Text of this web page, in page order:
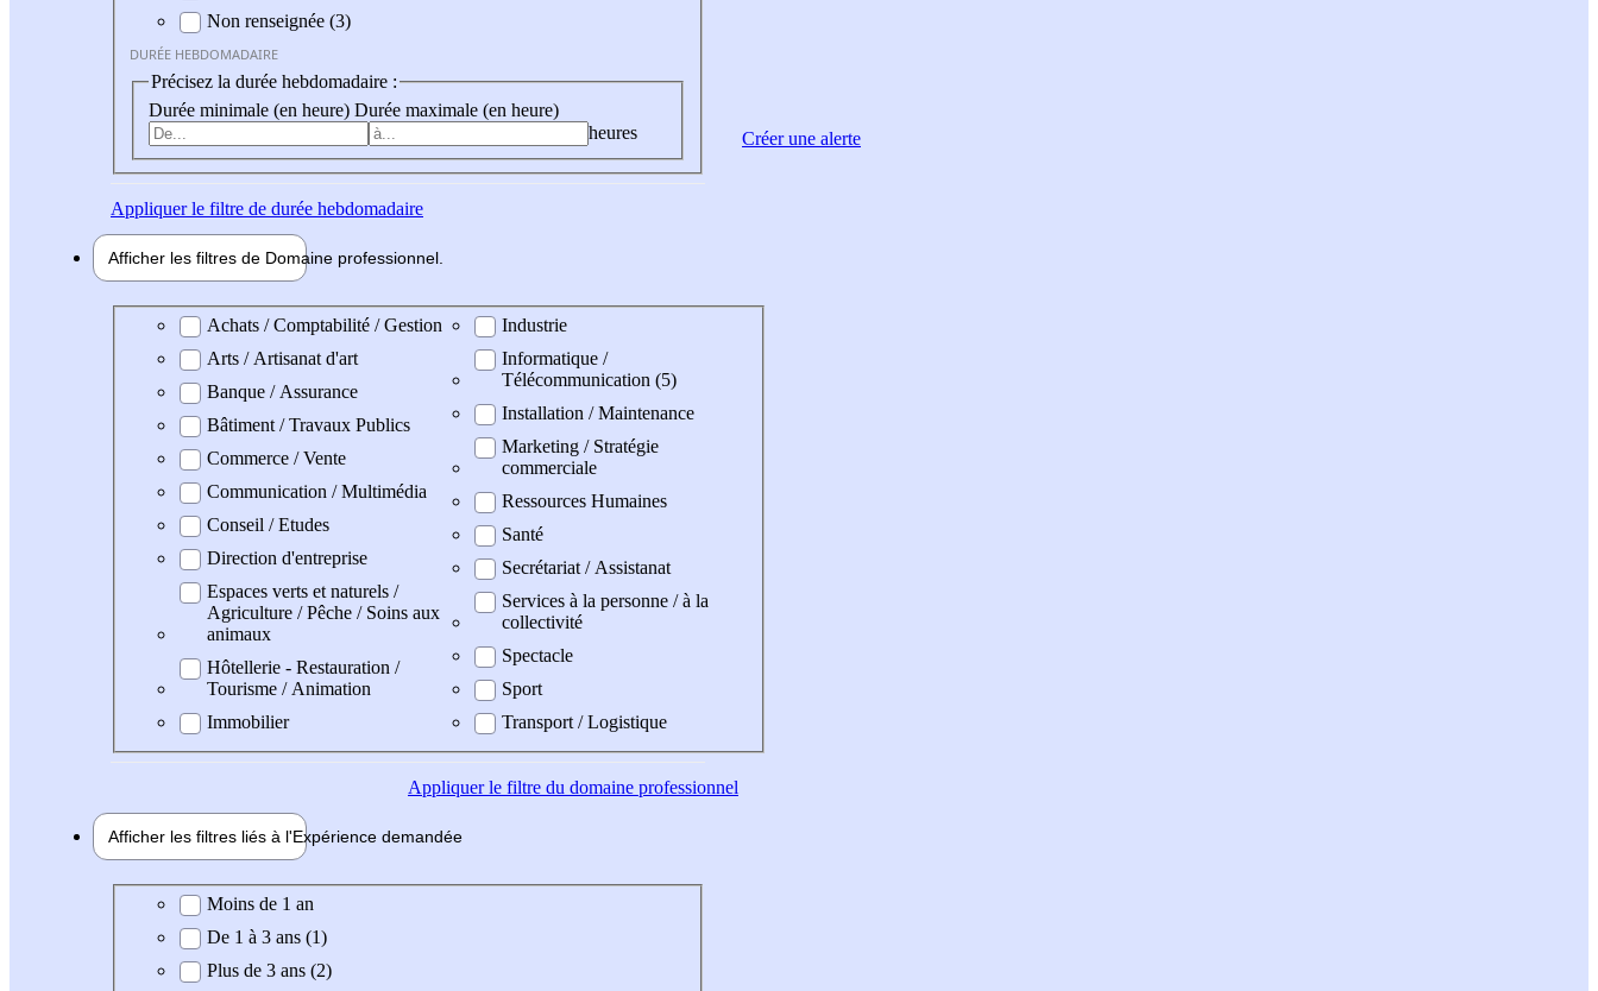
Non renseignée (3)
DURÉE HEBDOMADAIRE
Précisez la durée hebdomadaire :
Durée minimale (en heure) Durée maximale (en heure)
heures
Appliquerle filtre de durée hebdomadaire
Afficher les filtres de Domaine professionnel
Domaine professionel
Achats / Comptabilité / Gestion
Arts / Artisanat d'art
Banque / Assurance
Bâtiment / Travaux Publics
Commerce / Vente
Communication / Multimédia
Conseil / Etudes
Direction d'entreprise
Espaces verts et naturels /
Agriculture / Pêche / Soins aux
animaux
Hôtellerie - Restauration /
Tourisme / Animation
Immobilier
Industrie
Informatique /
Télécommunication (5)
Installation / Maintenance
Marketing / Stratégie
commerciale
Ressources Humaines
Santé
Secrétariat / Assistanat
Services à la personne / à la
collectivité
Spectacle
Sport
Transport / Logistique
Appliquerle filtre du domaine professionnel
Afficher les filtres liés à l'Expérience demandée
Expérience demandée
Moins de 1 an
De 1 à 3 ans (1)
Plus de 3 ans (2)
Créer une alerte